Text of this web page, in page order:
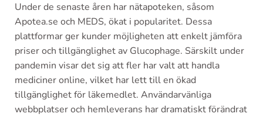
Under de senaste åren har nätapoteken, såsom
Apotea.se och MEDS, ökat i popularitet. Dessa
plattformar ger kunder möjligheten att enkelt jämföra
priser och tillgänglighet av Glucophage. Särskilt under
pandemin visar det sig att fler har valt att handla
mediciner online, vilket har lett till en ökad
tillgänglighet för läkemedlet. Användarvänliga
webbplatser och hemleverans har dramatiskt förändrat